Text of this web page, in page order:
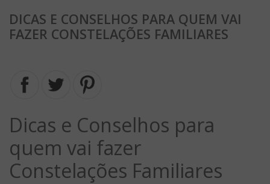
DICAS E CONSELHOS PARA QUEM VAI
FAZER CONSTELAÇÕES FAMILIARES
Dicas e Conselhos para
quem vai fazer
Constelações Familiares